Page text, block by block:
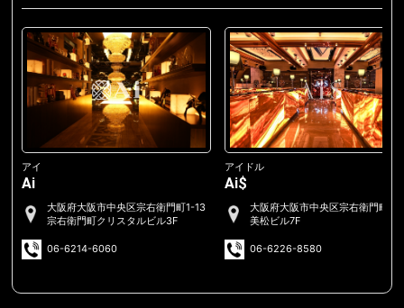
アイ
Ai
大阪府大阪市中央区宗右衛門町1-13
宗右衛門町クリスタルビル3F
06-6214-6060
アイドル
Ai$
大阪府大阪市中央区宗右衛門町2-
美松ビル7F
06-6226-8580